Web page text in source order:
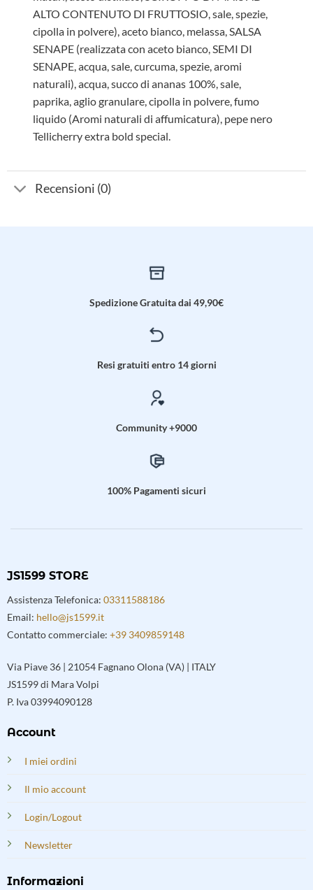
ALTO CONTENUTO DI FRUTTOSIO, sale, spezie,
cipolla in polvere), aceto bianco, melassa, SALSA
SENAPE (realizzata con aceto bianco, SEMI DI
SENAPE, acqua, sale, curcuma, spezie, aromi
naturali), acqua, succo di ananas 100%, sale,
paprika, aglio granulare, cipolla in polvere, fumo
liquido (Aromi naturali di affumicatura), pepe nero
Tellicherry extra bold special.
Recensioni (0)
Spedizione Gratuita dai 49,90€
Resi gratuiti entro 14 giorni
Community +9000
100% Pagamenti sicuri
JS1599 STORE
Assistenza Telefonica: 03311588186
Email: hello@js1599.it
Contatto commerciale: +39 3409859148
Via Piave 36 | 21054 Fagnano Olona (VA) | ITALY
JS1599 di Mara Volpi
P. Iva 03994090128
Account
I miei ordini
Il mio account
Login/Logout
Newsletter
Informazioni